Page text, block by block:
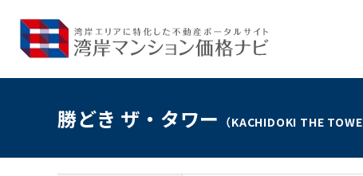
勝どき ザ・タワー （KACHIDOKI THE